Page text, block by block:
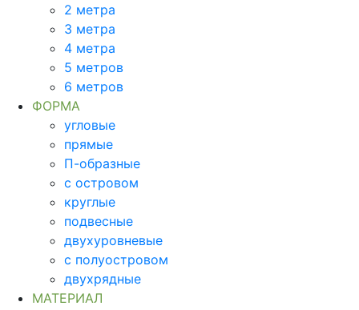
2 метра
3 метра
4 метра
5 метров
6 метров
ФОРМА
угловые
прямые
П-образные
с островом
круглые
подвесные
двухуровневые
с полуостровом
двухрядные
МАТЕРИАЛ